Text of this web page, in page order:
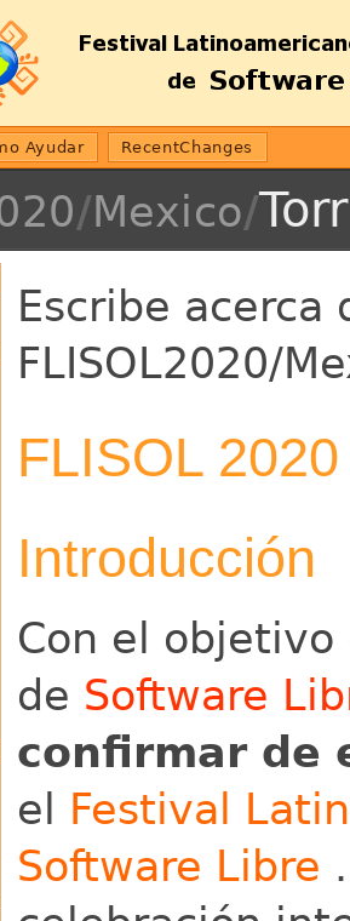
Ayudar RecentChanges
/Mexico/
Escribe acerca
FLISOL2020/
FLISOL
Introducción
Con el
de Software
confirmar de
el Festival
Software Libre